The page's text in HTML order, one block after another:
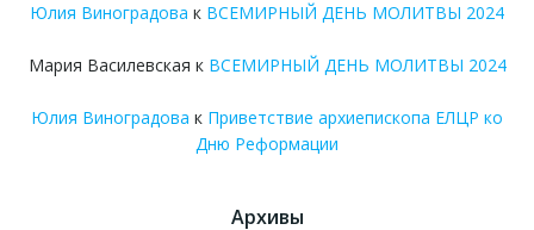
Юлия Виноградова к ВСЕМИРНЫЙ ДЕНЬ МОЛИТВЫ 2024
Мария Василевская к ВСЕМИРНЫЙ ДЕНЬ МОЛИТВЫ 2024
Юлия Виноградова к Приветствие архиепископа ЕЛЦР ко
Дню Реформации
Архивы